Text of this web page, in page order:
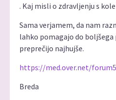
. Kaj misli o zdravljenju s
Sama verjamem, da nam
lahko pomagajo do boljšega
preprečijo najhujše.
https://med.over.net/
Breda